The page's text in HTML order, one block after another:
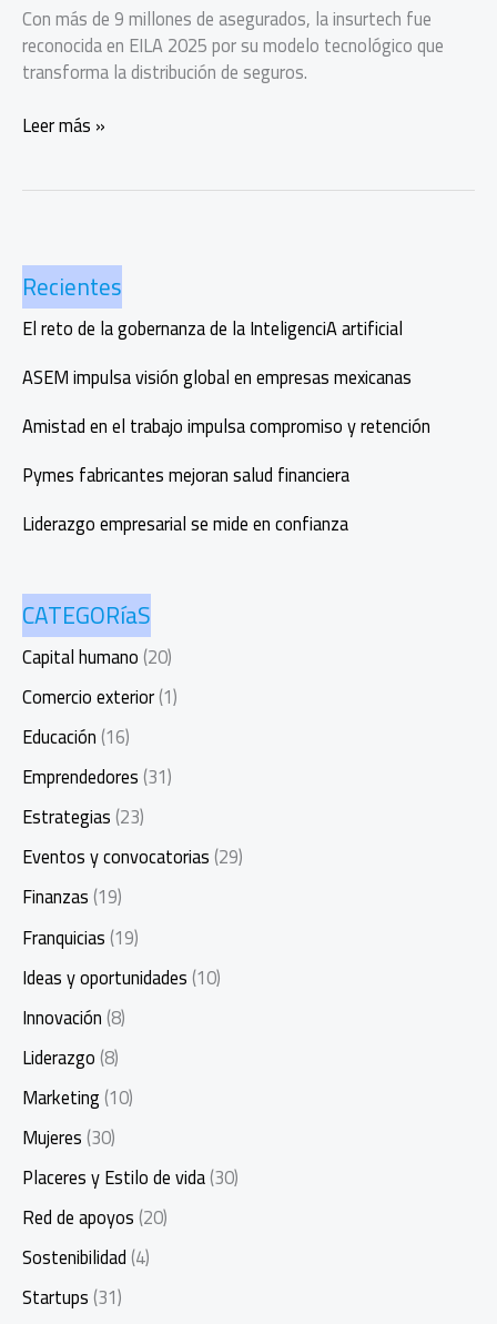
Con más de 9 millones de asegurados, la insurtech fue
reconocida en EILA 2025 por su modelo tecnológico que
transforma la distribución de seguros.
Klimber
del
Año
en
EILA
2025
Leer más »
Recientes
El reto de la gobernanza de la InteligenciA artificial
ASEM impulsa visión global en empresas mexicanas
Amistad en el trabajo impulsa compromiso y retención
Pymes fabricantes mejoran salud financiera
Liderazgo empresarial se mide en confianza
CATEGORíaS
Capital humano(20)
Comercio exterior(1)
Educación(16)
Emprendedores(31)
Estrategias(23)
Eventos y convocatorias(29)
Finanzas(19)
Franquicias(19)
Ideas y oportunidades(10)
Innovación(8)
Liderazgo(8)
Marketing(10)
Mujeres(30)
Placeres y Estilo de vida(30)
Red de apoyos(20)
Sostenibilidad(4)
Startups(31)